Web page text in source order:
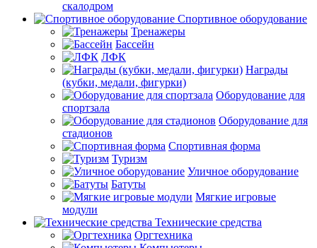
скалодром
Спортивное оборудование
Тренажеры
Бассейн
ЛФК
Награды
(кубки, медали, фигурки)
Оборудование для
спортзала
Оборудование для
стадионов
Спортивная форма
Туризм
Уличное оборудование
Батуты
Мягкие игровые
модули
Технические средства
Оргтехника